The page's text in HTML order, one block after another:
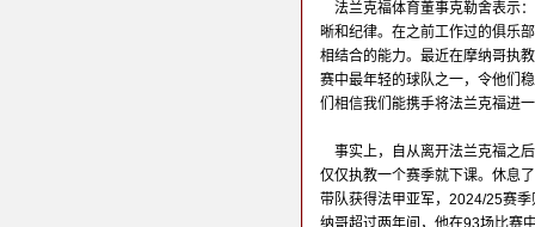
法兰克福体育董事克勒舍表示
晰和纪律。在之前工作过的俱乐
相结合的能力。最近在摩纳哥执
赛中最年轻的球队之一，令他们
们相信我们能携手将法兰克福进
事实上，自从离开法兰克福之
仅仅执教一个赛季就下课。休息
带队获得法甲亚军，2024/25赛
纳哥超过两年间，他在93场比赛